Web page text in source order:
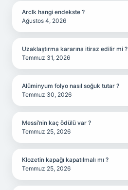
Arclk hangi endekste ?
Ağustos 4, 2026
Uzaklaştırma kararına itiraz edilir mi ?
Temmuz 31, 2026
Alüminyum folyo nasıl soğuk tutar ?
Temmuz 30, 2026
Messi’nin kaç ödülü var ?
Temmuz 25, 2026
Klozetin kapağı kapatılmalı mı ?
Temmuz 25, 2026